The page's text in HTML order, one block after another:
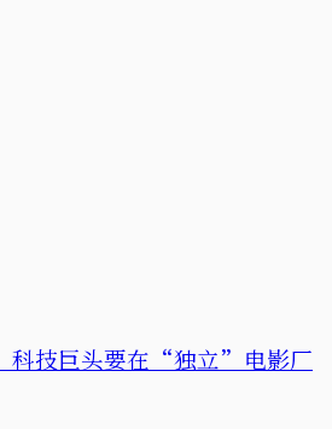
科技巨头要在“独立”电影厂